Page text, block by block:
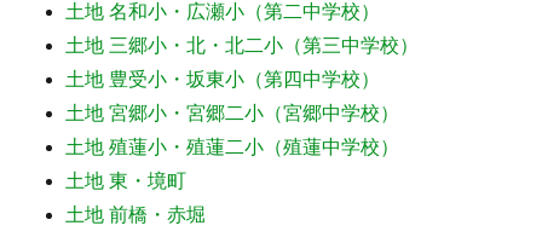
土地 名和小・広瀬小（第二中学校）
土地 三郷小・北・北二小（第三中学校）
土地 豊受小・坂東小（第四中学校）
土地 宮郷小・宮郷二小（宮郷中学校）
土地 殖蓮小・殖蓮二小（殖蓮中学校）
土地 東・境町
土地 前橋・赤堀